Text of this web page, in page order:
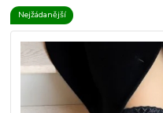
Nejžádanější